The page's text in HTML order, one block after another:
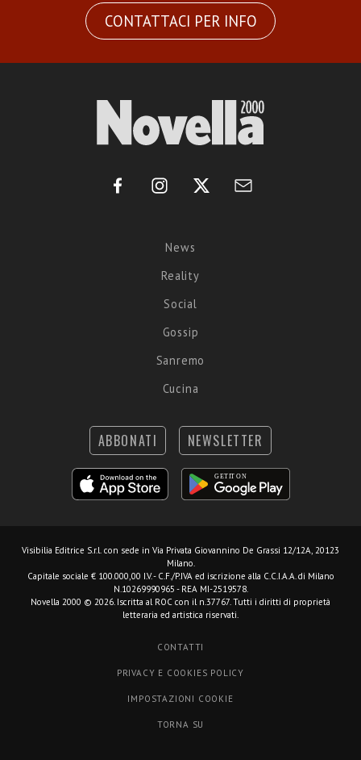
CONTATTACI PER INFO
News
Reality
Social
Gossip
Sanremo
Cucina
ABBONATI NEWSLETTER
Visibilia Editrice S.r.l. con sede in Via Privata Giovannino De Grassi 12/12A, 20123
Milano.
Capitale sociale € 100.000,00 I.V. - C.F./P.IVA ed iscrizione alla C.C.I.A.A. di Milano
N.10269990965 - REA MI-2519578.
Novella 2000 © 2026. Iscritta al ROC con il n.37767. Tutti i diritti di proprietà
letteraria ed artistica riservati.
CONTATTI
PRIVACY E COOKIES POLICY
IMPOSTAZIONI COOKIE
TORNA SU